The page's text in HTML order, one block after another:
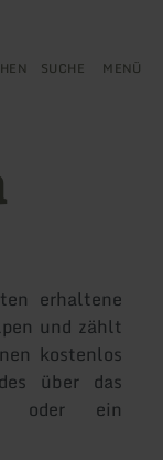
SUCHE MENÜ
erhaltene
und zählt
kostenlos
über das
oder ein